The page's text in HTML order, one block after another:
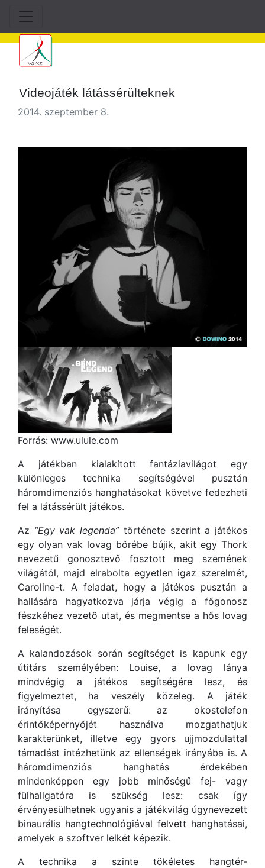
Videojáték látássérülteknek
2014. szeptember 8.
Forrás: www.ulule.com
A játékban kialakított fantáziavilágot egy
különleges technika segítségével pusztán
háromdimenziós hanghatásokat követve fedezheti
fel a látássérült játékos.
Az “Egy vak legenda” története szerint a játékos
egy olyan vak lovag bőrébe bújik, akit egy Thork
nevezetű gonosztevő fosztott meg szemének
világától, majd elrabolta egyetlen igaz szerelmét,
Caroline-t. A feladat, hogy a játékos pusztán a
hallására hagyatkozva járja végig a főgonosz
fészkéhez vezető utat, és megmentse a hős lovag
feleségét.
A kalandozások során segítséget is kapunk egy
útitárs személyében: Louise, a lovag lánya
mindvégig a játékos segítségére lesz, és
figyelmeztet, ha veszély közeleg. A játék
irányítása egyszerű: az okostelefon
érintőképernyőjét használva mozgathatjuk
karakterünket, illetve egy gyors ujjmozdulattal
támadást intézhetünk az ellenségek irányába is. A
háromdimenziós hanghatás érdekében
mindenképpen egy jobb minőségű fej- vagy
fülhallgatóra is szükség lesz: csak így
érvényesülhetnek ugyanis a játékvilág úgynevezett
binaurális hangtechnológiával felvett hanghatásai,
amelyek a szoftver lelkét képezik.
A technika a szinte tökéletes hangtér-